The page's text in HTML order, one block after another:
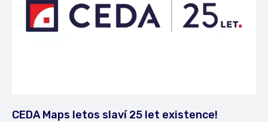
CEDA Maps letos slaví 25 let existence!